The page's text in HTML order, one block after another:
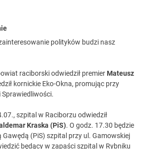
polityków budzi nasz
raciborski odwiedził premier Mateusz
kornickie Eko-Okna, promując przy
Sprawiedliwości.
szpital w Raciborzu odwiedził
Kraska (PiS). O godz. 17.30 będzie
Gawędą (PiS) szpital przy ul. Gamowskiej
będący w zapaści szpital w Rybniku